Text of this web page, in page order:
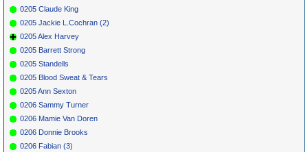
0205 Claude King
0205 Jackie L.Cochran (2)
0205 Alex Harvey
0205 Barrett Strong
0205 Standells
0205 Blood Sweat & Tears
0205 Ann Sexton
0206 Sammy Turner
0206 Mamie Van Doren
0206 Donnie Brooks
0206 Fabian (3)